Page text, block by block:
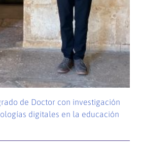
de Doctor con investigación
digitales en la educación